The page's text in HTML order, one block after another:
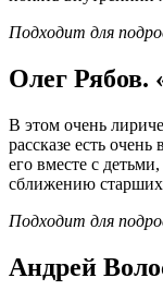
Подходит для
Олег Рябов.
В этом очень
рассказе есть
его вместе с
сближению
Подходит для
Андрей